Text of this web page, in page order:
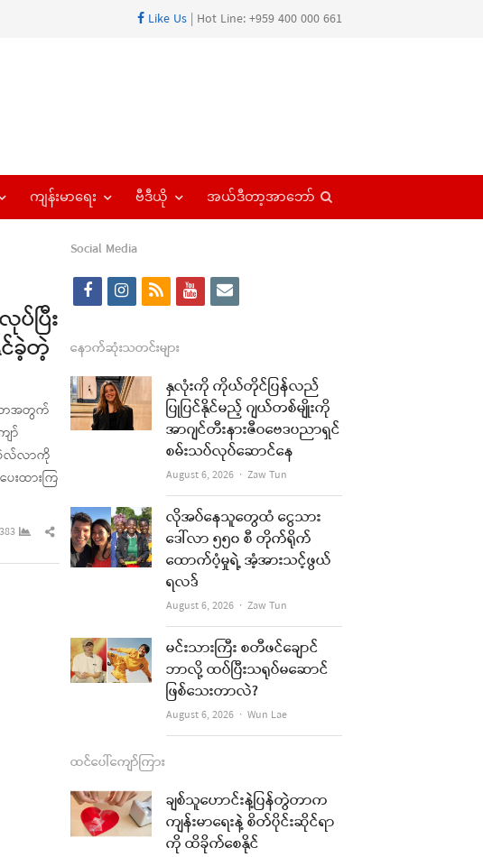
Like Us | Hot Line: +959 400 000 661
ကျန်းမာရေး ဗီဒီယို အယ်ဒီတာ့အာဘော်
ပြီး
င်ခဲ့တဲ့
ဟိတအတွက်
ာ်
လ်လာကို
းထားကြ
Share
this
post
Social Media
f
c
e
b
o
i
s
t
a
g
m
r
s
y
t
u
b
e
e
i
l
နောက်ဆုံးသတင်းများ
နှလုံးကို ကိုယ်တိုင်ပြန်လည်
ပြုပြင်နိုင်မည့် ဂျယ်တစ်မျိုးကို
အာဂျင်တီးနားဇီဝဗေဒပညာရှင်
စမ်းသပ်လုပ်ဆောင်နေ
August 6, 2026 Author
Zaw Tun
လိုအပ်နေသူတွေထံ ငွေသား
ဒေါ်လာ ၅၅၀ စီ တိုက်ရိုက်
ထောက်ပံ့မှုရဲ့ အံ့အားသင့်ဖွယ်
ရလဒ်
August 6, 2026 Author
Zaw Tun
မင်းသားကြီး စတီဖင်ချောင်
ဘာလို့ ထပ်ပြီးသရုပ်မဆောင်
ဖြစ်သေးတာလဲ?
August 6, 2026 Author
Wun Lae
ထင်ပေါ်ကျော်ကြား
ချစ်သူဟောင်းနဲ့ပြန်တွဲတာက
ကျန်းမာရေးနဲ့ စိတ်ပိုင်းဆိုင်ရာ
ကို ထိခိုက်စေနိုင်